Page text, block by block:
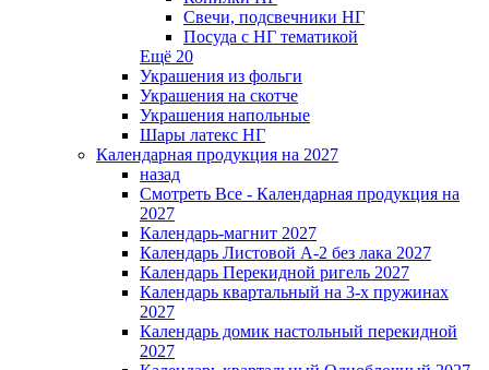
Свечи, подсвечники НГ
Посуда с НГ тематикой
Ещё 20
Украшения из фольги
Украшения на скотче
Украшения напольные
Шары латекс НГ
Календарная продукция на 2027
назад
Смотреть Все - Календарная продукция на
2027
Календарь-магнит 2027
Календарь Листовой А-2 без лака 2027
Календарь Перекидной ригель 2027
Календарь квартальный на 3-х пружинах
2027
Календарь домик настольный перекидной
2027